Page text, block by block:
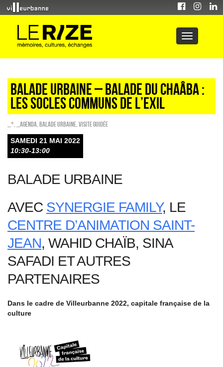
Balade urbaine – Balade du Chaâba :
les socles communs de l’exil
_* _Agenda Balade urbaine Visite guidée
SAMEDI 21 MAI 2022
10:30-13:00
BALADE URBAINE
AVEC SYNERGIE FAMILY, LE
CENTRE D’ANIMATION SAINT-
JEAN, WAHID CHAÏB, SINA
SAFADI ET AUTRES
PARTENAIRES
Dans le cadre de Villeurbanne 2022, capitale française de la
culture